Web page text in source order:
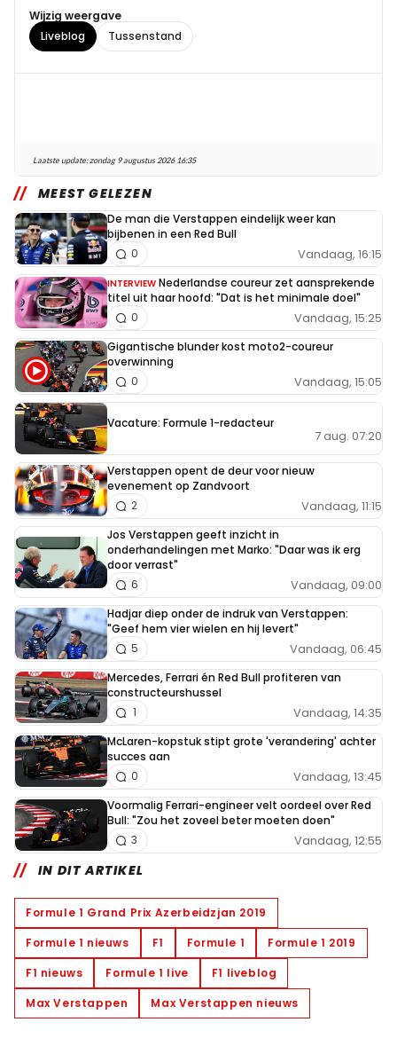
Wijzig weergave
Liveblog
Tussenstand
Laatste update:zondag 9 augustus 2026 16:35
MEEST GELEZEN
De man die Verstappen eindelijk weer kan
bijbenen in een Red Bull
Vandaag, 16:15
0
INTERVIEW Nederlandse coureur zet aansprekende
titel uit haar hoofd: "Dat is het minimale doel"
Vandaag, 15:25
0
Gigantische blunder kost moto2-coureur
overwinning
Vandaag, 15:05
0
Vacature: Formule 1-redacteur
7 aug. 07:20
Verstappen opent de deur voor nieuw
evenement op Zandvoort
Vandaag, 11:15
2
Jos Verstappen geeft inzicht in
onderhandelingen met Marko: "Daar was ik erg
door verrast"
Vandaag, 09:00
6
Hadjar diep onder de indruk van Verstappen:
"Geef hem vier wielen en hij levert"
Vandaag, 06:45
5
Mercedes, Ferrari én Red Bull profiteren van
constructeurshussel
Vandaag, 14:35
1
McLaren-kopstuk stipt grote 'verandering' achter
succes aan
Vandaag, 13:45
0
Voormalig Ferrari-engineer velt oordeel over Red
Bull: "Zou het zoveel beter moeten doen"
Vandaag, 12:55
3
IN DIT ARTIKEL
Formule 1 Grand Prix Azerbeidzjan 2019
Formule 1 nieuws
F1 Formule 1
Formule 1 2019
F1 nieuws
Formule 1 live
F1 liveblog
Max Verstappen
Max Verstappen nieuws